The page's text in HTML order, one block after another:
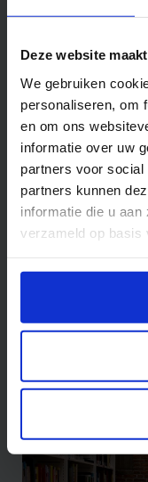
Deze website
We gebruiken
personaliseren, om
en om ons
informatie over uw
partners voor
partners kunnen
informatie die u
verzameld op basis
Wil je meer weten
https://www.hku.nl/
Projects -